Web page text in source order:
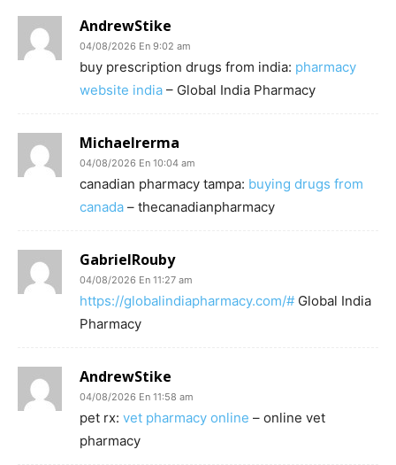
AndrewStike
04/08/2026 En 9:02 am
buy prescription drugs from india: pharmacy
website india – Global India Pharmacy
Michaelrerma
04/08/2026 En 10:04 am
canadian pharmacy tampa: buying drugs from
canada – thecanadianpharmacy
GabrielRouby
04/08/2026 En 11:27 am
https://globalindiapharmacy.com/# Global India
Pharmacy
AndrewStike
04/08/2026 En 11:58 am
pet rx: vet pharmacy online – online vet
pharmacy